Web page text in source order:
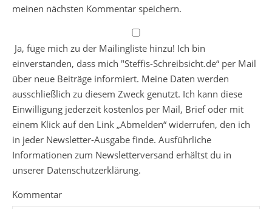
meinen nächsten Kommentar speichern.
Ja, füge mich zu der Mailingliste hinzu! Ich bin
einverstanden, dass mich "Steffis-Schreibsicht.de“ per Mail
über neue Beiträge informiert. Meine Daten werden
ausschließlich zu diesem Zweck genutzt. Ich kann diese
Einwilligung jederzeit kostenlos per Mail, Brief oder mit
einem Klick auf den Link „Abmelden“ widerrufen, den ich
in jeder Newsletter-Ausgabe finde. Ausführliche
Informationen zum Newsletterversand erhältst du in
unserer Datenschutzerklärung.
Kommentar